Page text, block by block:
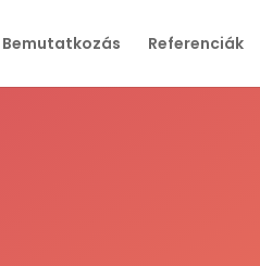
Bemutatkozás Referenciák